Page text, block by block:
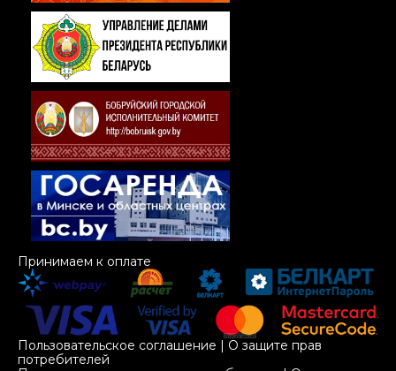
Принимаем к оплате
Пользовательское соглашение | О защите прав
потребителей